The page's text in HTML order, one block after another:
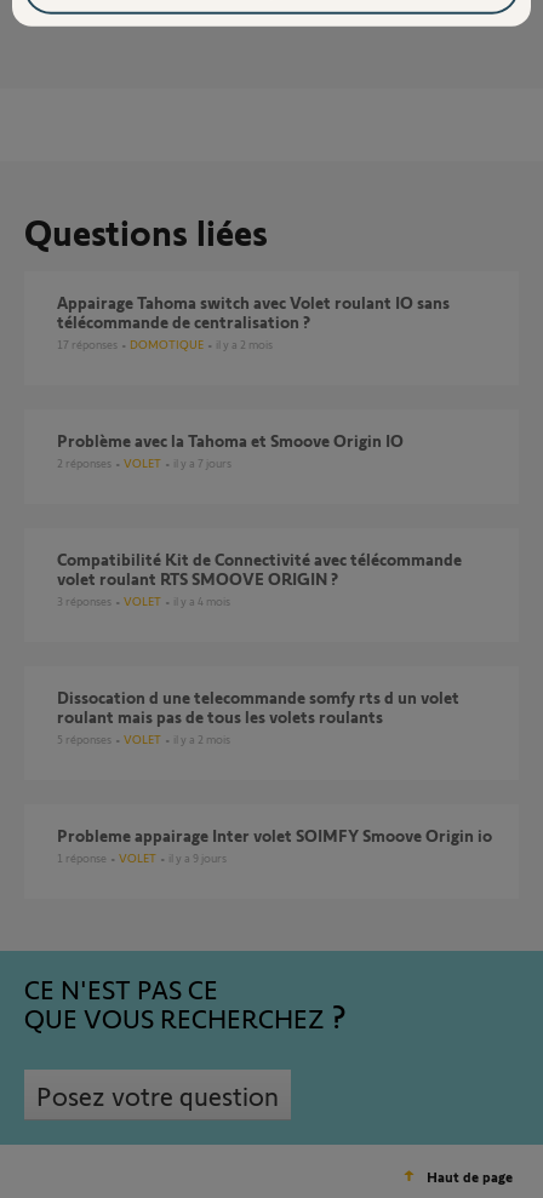
Questions liées
Appairage Tahoma switch avec Volet roulant IO sans
télécommande de centralisation ?
17 réponses DOMOTIQUE il y a 2 mois
Problème avec la Tahoma et Smoove Origin IO
2 réponses VOLET il y a 7 jours
Compatibilité Kit de Connectivité avec télécommande
volet roulant RTS SMOOVE ORIGIN ?
3 réponses VOLET il y a 4 mois
dissocation d une telecommande somfy rts d un volet
roulant mais pas de tous les volets roulants
5 réponses VOLET il y a 2 mois
probleme appairage Inter volet SOIMFY Smoove Origin io
1 réponse VOLET il y a 9 jours
CE N'EST PAS CE
QUE VOUS RECHERCHEZ
Posez votre question
Haut de page